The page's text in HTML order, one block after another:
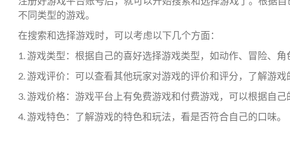
不同类型的游戏。
在搜索和选择游戏时，可以考虑以下几个方面：
1. 游戏类型：根据自己的喜好选择游戏类型，如动作、冒险、角
2. 游戏评价：可以查看其他玩家对游戏的评价和评分，了解游戏
3. 游戏价格：游戏平台上有免费游戏和付费游戏，可以根据自己
4. 游戏特色：了解游戏的特色和玩法，看是否符合自己的口味。